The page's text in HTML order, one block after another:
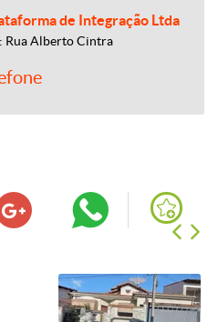
de Integração Ltda
Rua Alberto Cintra